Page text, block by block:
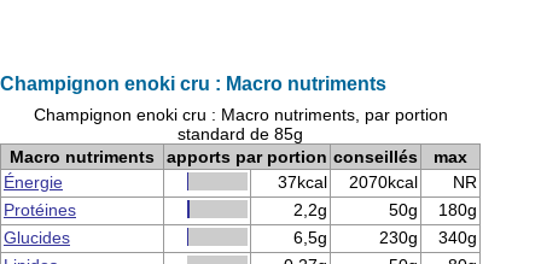
Champignon enoki cru : Macro nutriments
Champignon enoki cru : Macro nutriments, par portion
standard de 85g
Macro nutriments
apports par portion conseillés
max
Énergie
37kcal 2070kcal
NR
Protéines
2,2g 50g
180g
Glucides
6,5g 230g
340g